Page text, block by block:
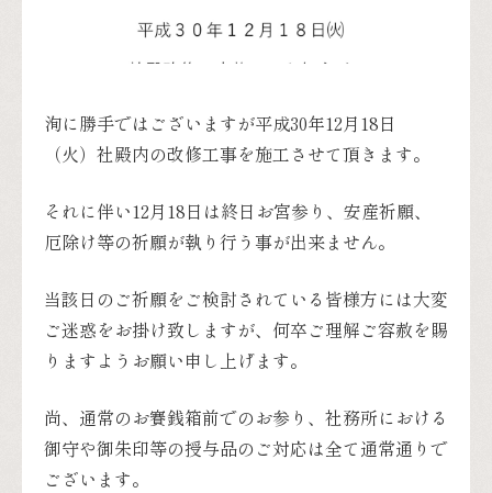
洵に勝手ではございますが平成30年12月18日
（火）社殿内の改修工事を施工させて頂きます。
それに伴い12月18日は終日お宮参り、安産祈願、
厄除け等の祈願が執り行う事が出来ません。
当該日のご祈願をご検討されている皆様方には大変
ご迷惑をお掛け致しますが、何卒ご理解ご容赦を賜
りますようお願い申し上げます。
尚、通常のお賽銭箱前でのお参り、社務所における
御守や御朱印等の授与品のご対応は全て通常通りで
ございます。